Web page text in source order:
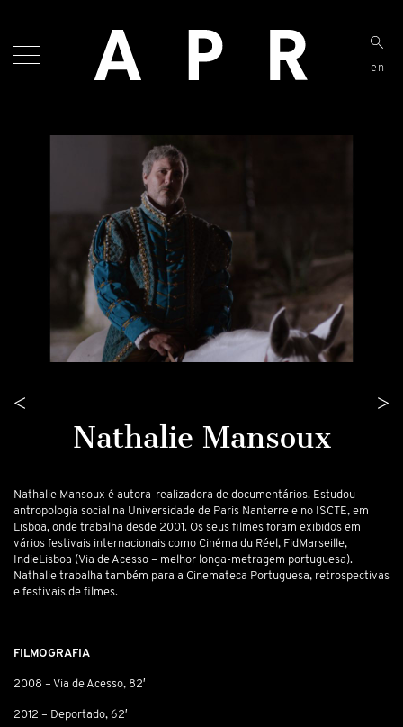
en
< >
Nathalie Mansoux
Nathalie Mansoux é autora-realizadora de documentários. Estudou
antropologia social na Universidade de Paris Nanterre e no ISCTE, em
Lisboa, onde trabalha desde 2001. Os seus filmes foram exibidos em
vários festivais internacionais como Cinéma du Réel, FidMarseille,
IndieLisboa (Via de Acesso – melhor longa-metragem portuguesa).
Nathalie trabalha também para a Cinemateca Portuguesa, retrospectivas
e festivais de filmes.
FILMOGRAFIA
2008 – Via de Acesso, 82′
2012 – Deportado, 62′